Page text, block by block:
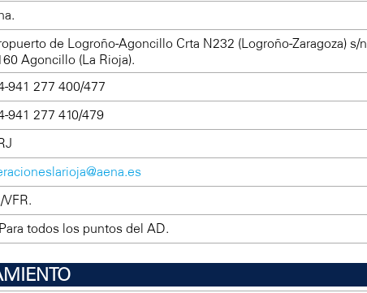
de Logroño-Agoncillo Crta N232 (Logroño-Zaragoza) s/n
Agoncillo (La Rioja).
941 277 400/477
941 277 410/479
VFR.
todos los puntos del AD.